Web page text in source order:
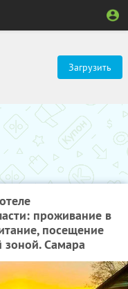
Загрузить
проживание в
посещение
зоной. Самара